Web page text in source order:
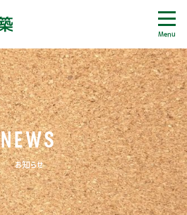
Menu
NEWS
お知らせ